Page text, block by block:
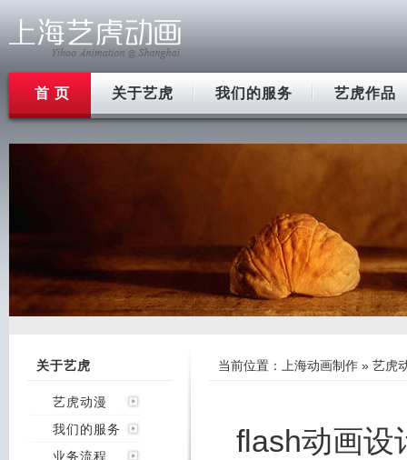
首 页 关于艺虎 我们的服务 艺虎作品
关于艺虎
艺虎动漫
我们的服务
业务流程
当前位置： 上海动画制作 » 艺虎
flash动画设